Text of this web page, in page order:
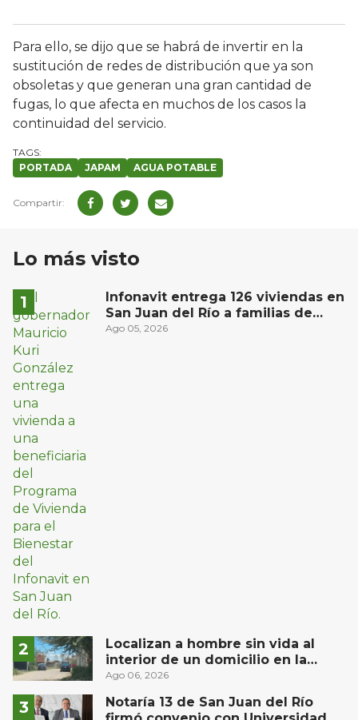
Para ello, se dijo que se habrá de invertir en la
sustitución de redes de distribución que ya son
obsoletas y que generan una gran cantidad de
fugas, lo que afecta en muchos de los casos la
continuidad del servicio.
PORTADA JAPAM AGUA POTABLE
Lo más visto
Infonavit entrega 126 viviendas en
San Juan del Río a familias de
bajos ingresos
Ago 05, 2026
Localizan a hombre sin vida al
interior de un domicilio en la
comunidad El Rodeo, San Juan del
Ago 06, 2026
Notaría 13 de San Juan del Río